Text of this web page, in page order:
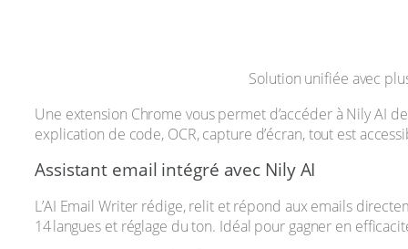
Solution unifiée avec
Une extension Chrome vous permet d’accéder à Nily AI
explication de code, OCR, capture d’écran, tout est
Assistant email intégré avec Nily AI
L’AI Email Writer rédige, relit et répond aux emails
14 langues et réglage du ton. Idéal pour gagner en